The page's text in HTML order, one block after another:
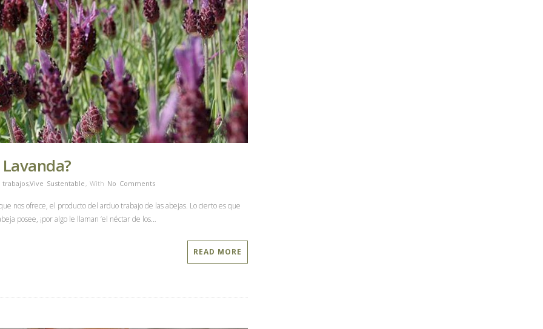
trabajos,Vive Sustentable , With No Comments
nos ofrece, el producto del arduo trabajo de las abejas. Lo cierto es que
posee, ¡por algo le llaman ‘el néctar de los…
READ MORE